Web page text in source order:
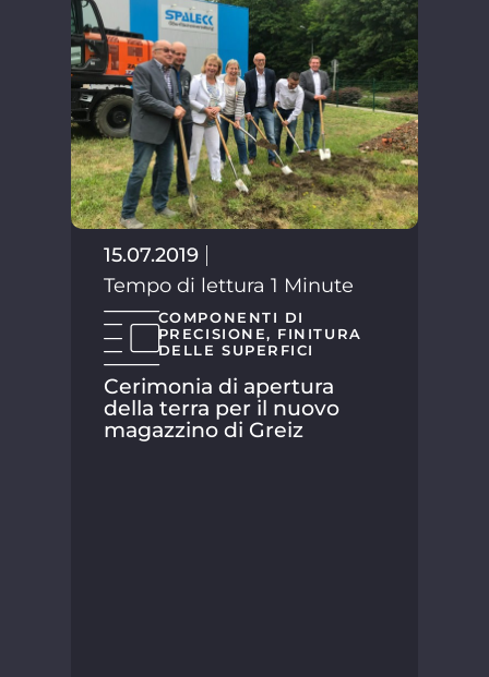
15.07.2019
Tempo di lettura 1 Minute
COMPONENTI DI
PRECISIONE, FINITURA
DELLE SUPERFICI
Cerimonia di apertura
della terra per il nuovo
magazzino di Greiz